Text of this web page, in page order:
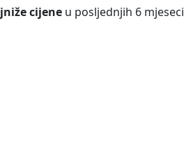
cijene u posljednjih 6 mjeseci